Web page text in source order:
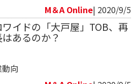
M＆A Online| 2020/9/5
ワイドの「大戸屋」TOB、再
あるのか？
向